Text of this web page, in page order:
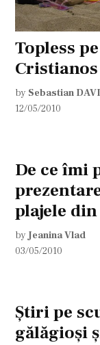
Topless
Cristianos
by Sebastian
12/05/2010
De ce îmi
plajele
by Jeanina Vlad
03/05/2010
Ştiri pe
gălăgioşi